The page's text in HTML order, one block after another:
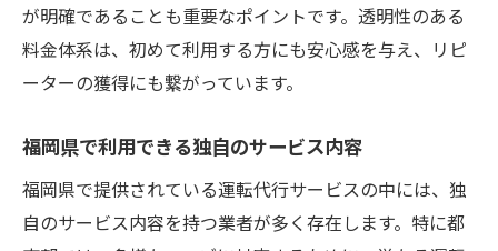
が明確であることも重要なポイントです。透明性のある
料金体系は、初めて利用する方にも安心感を与え、リピ
ーターの獲得にも繋がっています。
福岡県で利用できる独自のサービス内容
福岡県で提供されている運転代行サービスの中には、独
自のサービス内容を持つ業者が多く存在します。特に都